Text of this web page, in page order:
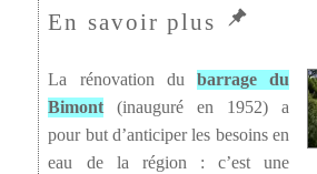
La rénovation du barrage du
Bimont(inauguré en 1952) a
pour but d’anticiper les besoins en
eau de la région : c’est une